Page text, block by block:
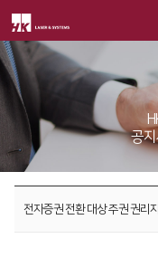
회사소개
CEO
회사연혁
CI소개
제품소개
Fiber
FL3015
고객지원
트레이닝∨
투자정보
공
전자증권 전환 대상 주권 권리